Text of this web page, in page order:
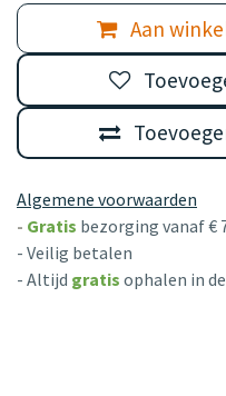
Aan
Algemene voorwaarden
- Gratis bezorging vanaf €
- Veilig betalen
- Altijd gratis ophalen in